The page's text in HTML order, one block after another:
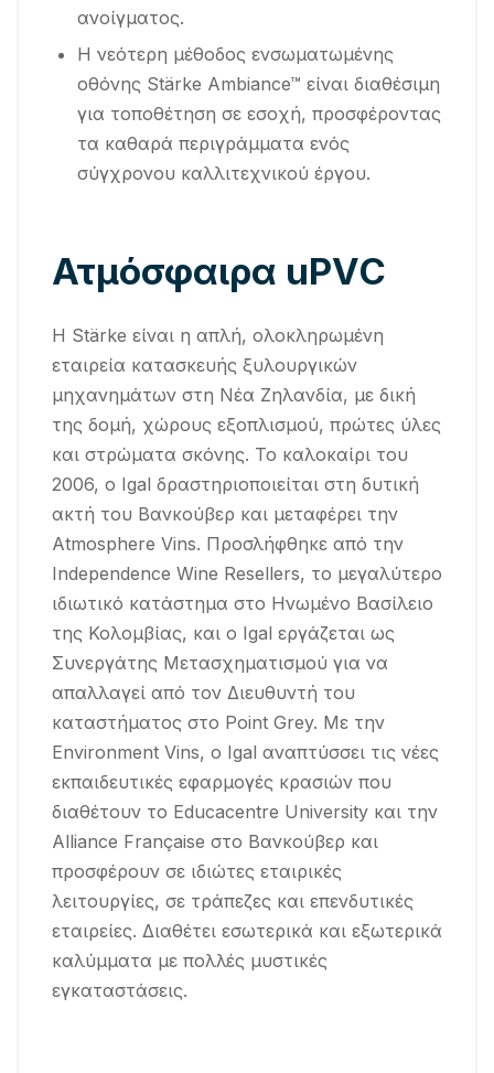
ανοίγματος.
Η νεότερη μέθοδος ενσωματωμένης
οθόνης Stärke Ambiance™ είναι διαθέσιμη
για τοποθέτηση σε εσοχή, προσφέροντας
τα καθαρά περιγράμματα ενός
σύγχρονου καλλιτεχνικού έργου.
Ατμόσφαιρα uPVC
Η Stärke είναι η απλή, ολοκληρωμένη
εταιρεία κατασκευής ξυλουργικών
μηχανημάτων στη Νέα Ζηλανδία, με δική
της δομή, χώρους εξοπλισμού, πρώτες ύλες
και στρώματα σκόνης. Το καλοκαίρι του
2006, ο Igal δραστηριοποιείται στη δυτική
ακτή του Βανκούβερ και μεταφέρει την
Atmosphere Vins. Προσλήφθηκε από την
Independence Wine Resellers, το μεγαλύτερο
ιδιωτικό κατάστημα στο Ηνωμένο Βασίλειο
της Κολομβίας, και ο Igal εργάζεται ως
Συνεργάτης Μετασχηματισμού για να
απαλλαγεί από τον Διευθυντή του
καταστήματος στο Point Grey. Με την
Environment Vins, ο Igal αναπτύσσει τις νέες
εκπαιδευτικές εφαρμογές κρασιών που
διαθέτουν το Educacentre University και την
Alliance Française στο Βανκούβερ και
προσφέρουν σε ιδιώτες εταιρικές
λειτουργίες, σε τράπεζες και επενδυτικές
εταιρείες. Διαθέτει εσωτερικά και εξωτερικά
καλύμματα με πολλές μυστικές
εγκαταστάσεις.